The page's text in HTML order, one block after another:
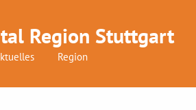
Region Stuttgart
Region